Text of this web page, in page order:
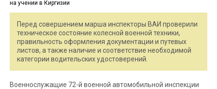
Перед совершением марша инспекторы ВАИ проверили
техническое состояние колесной военной техники,
правильность оформления документации и путевых
листов, а также наличие и соответствие необходимой
категории водительских удостоверений.
Военнослужащие 72-й военной автомобильной инспекции